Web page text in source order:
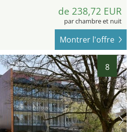
de 238,72 EUR
par chambre et nuit
Montrer l'offre
8